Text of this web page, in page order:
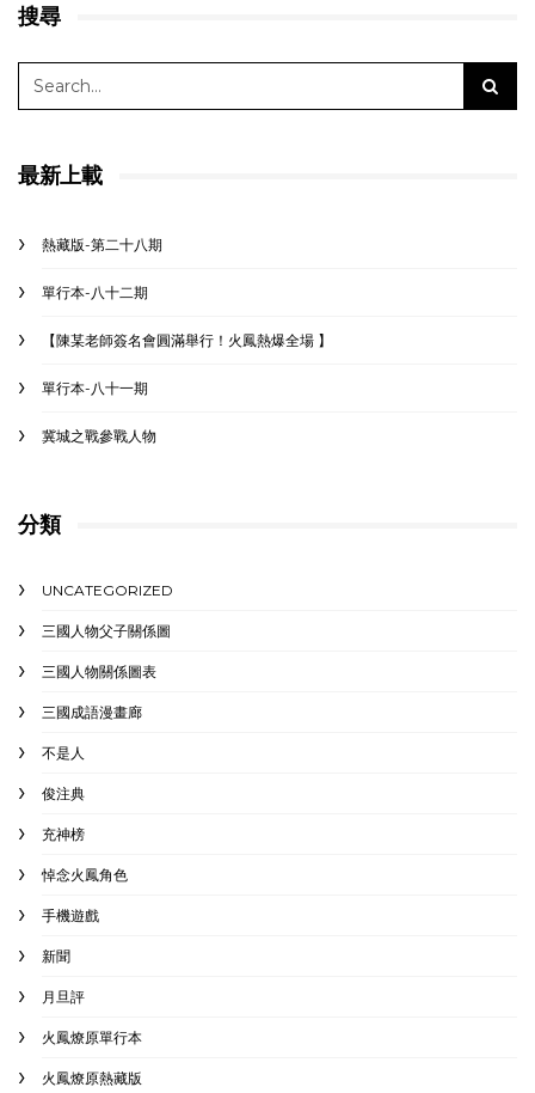
搜尋
最新上載
熱藏版-第二十八期
單行本-八十二期
【陳某老師簽名會圓滿舉行！火鳳熱爆全場 】
單行本-八十一期
冀城之戰參戰人物
分類
UNCATEGORIZED
三國人物父子關係圖
三國人物關係圖表
三國成語漫畫廊
不是人
俊注典
充神榜
悼念火鳳角色
手機遊戲
新聞
月旦評
火鳳燎原單行本
火鳳燎原熱藏版